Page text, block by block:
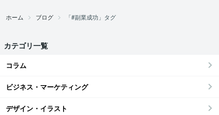
ホーム ブログ 「#副業成功」タグ
カテゴリ一覧
コラム
ビジネス・マーケティング
デザイン・イラスト